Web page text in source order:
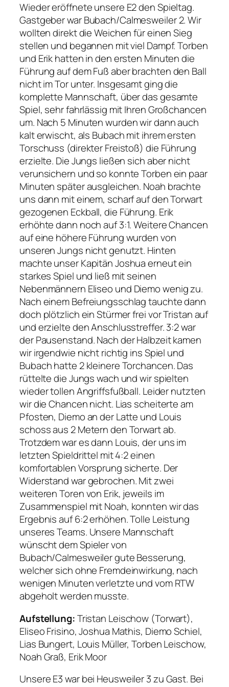
Wieder eröffnete unsere E2 den Spieltag.
Gastgeber war Bubach/Calmesweiler 2. Wir
wollten direkt die Weichen für einen Sieg
stellen und begannen mit viel Dampf. Torben
und Erik hatten in den ersten Minuten die
Führung auf dem Fuß aber brachten den Ball
nicht im Tor unter. Insgesamt ging die
komplette Mannschaft, über das gesamte
Spiel, sehr fahrlässig mit Ihren Großchancen
um. Nach 5 Minuten wurden wir dann auch
kalt erwischt, als Bubach mit ihrem ersten
Torschuss (direkter Freistoß) die Führung
erzielte. Die Jungs ließen sich aber nicht
verunsichern und so konnte Torben ein paar
Minuten später ausgleichen. Noah brachte
uns dann mit einem, scharf auf den Torwart
gezogenen Eckball, die Führung. Erik
erhöhte dann noch auf 3:1. Weitere Chancen
auf eine höhere Führung wurden von
unseren Jungs nicht genutzt. Hinten
machte unser Kapitän Joshua erneut ein
starkes Spiel und ließ mit seinen
Nebenmännern Eliseo und Diemo wenig zu.
Nach einem Befreiungsschlag tauchte dann
doch plötzlich ein Stürmer frei vor Tristan auf
und erzielte den Anschlusstreffer. 3:2 war
der Pausenstand. Nach der Halbzeit kamen
wir irgendwie nicht richtig ins Spiel und
Bubach hatte 2 kleinere Torchancen. Das
rüttelte die Jungs wach und wir spielten
wieder tollen Angriffsfußball. Leider nutzten
wir die Chancen nicht. Lias scheiterte am
Pfosten, Diemo an der Latte und Louis
schoss aus 2 Metern den Torwart ab.
Trotzdem war es dann Louis, der uns im
letzten Spieldrittel mit 4:2 einen
komfortablen Vorsprung sicherte. Der
Widerstand war gebrochen. Mit zwei
weiteren Toren von Erik, jeweils im
Zusammenspiel mit Noah, konnten wir das
Ergebnis auf 6:2 erhöhen. Tolle Leistung
unseres Teams. Unsere Mannschaft
wünscht dem Spieler von
Bubach/Calmesweiler gute Besserung,
welcher sich ohne Fremdeinwirkung, nach
wenigen Minuten verletzte und vom RTW
abgeholt werden musste.
Aufstellung:Tristan Leischow (Torwart),
Eliseo Frisino, Joshua Mathis, Diemo Schiel,
Lias Bungert, Louis Müller, Torben Leischow,
Noah Graß, Erik Moor
Unsere E3 war bei Heusweiler 3 zu Gast. Bei